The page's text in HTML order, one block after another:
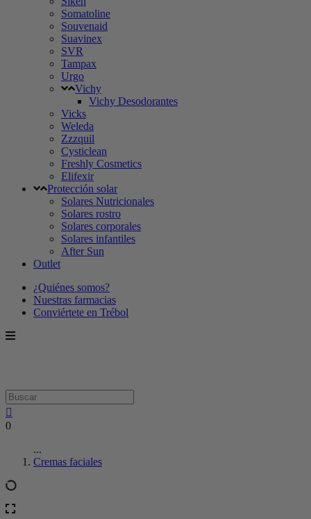
Somatoline
Souvenaid
Suavinex
SVR
Tampax
Urgo
Vichy
Vichy Desodorantes
Vicks
Weleda
Zzzquil
Cysticlean
Freshly Cosmetics
Elifexir
Protección solar
Solares Nutricionales
Solares rostro
Solares corporales
Solares infantiles
After Sun
Outlet
¿Quiénes somos?
Nuestras farmacias
Conviértete en Trébol
0
...
Cremas faciales